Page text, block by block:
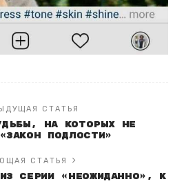
СТАТЬЯ
на которых не
подлости»
СТАТЬЯ
серии «Неожиданно», к